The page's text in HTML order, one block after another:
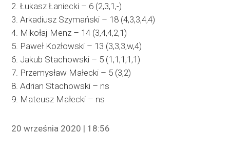
2. Łukasz Łaniecki – 6 (2,3,1,-)
3. Arkadiusz Szymański – 18 (4,3,3,4,4)
4. Mikołaj Menz – 14 (3,4,4,2,1)
5. Paweł Kozłowski – 13 (3,3,3,w,4)
6. Jakub Stachowski – 5 (1,1,1,1,1)
7. Przemysław Małecki – 5 (3,2)
8. Adrian Stachowski – ns
9. Mateusz Małecki – ns
20 września 2020 | 18:56